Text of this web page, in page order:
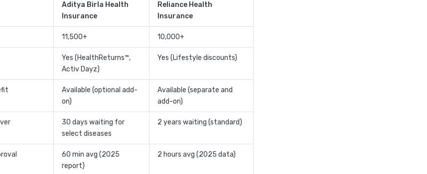
Aditya Birla Health
Insurance
Reliance Health
Insurance
11,500+ 10,000+
Yes (HealthReturns™,
Activ Dayz)
Yes (Lifestyle discounts)
Available (optional add-
on)
Available (separate and
add-on)
30 days waiting for
select diseases
2 years waiting (standard)
60 min avg (2025
report)
2 hours avg (2025 data)